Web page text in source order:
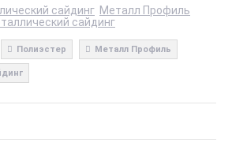
сайдинг Металл Профиль
сайдинг
Полиэстер Металл Профиль